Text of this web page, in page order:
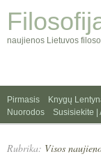
naujienos Lietuvos
Pirmasis Knygų
Nuorodos
Susisiekite |
Rubrika: Visos